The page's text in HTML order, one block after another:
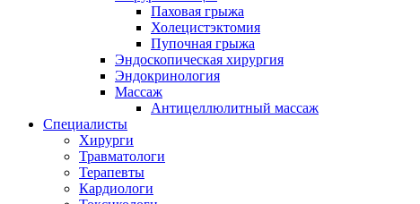
Паховая грыжа
Холецистэктомия
Пупочная грыжа
Эндоскопическая хирургия
Эндокринология
Массаж
Антицеллюлитный массаж
Специалисты
Хирурги
Травматологи
Терапевты
Кардиологи